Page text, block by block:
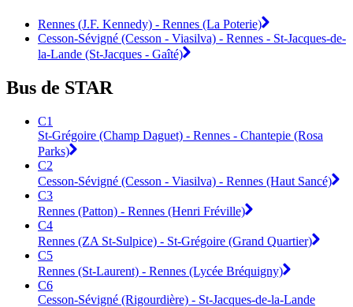
Rennes (J.F. Kennedy) - Rennes (La Poterie)
Cesson-Sévigné (Cesson - Viasilva) - Rennes - St-Jacques-de-
la-Lande (St-Jacques - Gaîté)
Bus de STAR
C1
St-Grégoire (Champ Daguet) - Rennes - Chantepie (Rosa
Parks)
C2
Cesson-Sévigné (Cesson - Viasilva) - Rennes (Haut Sancé)
C3
Rennes (Patton) - Rennes (Henri Fréville)
C4
Rennes (ZA St-Sulpice) - St-Grégoire (Grand Quartier)
C5
Rennes (St-Laurent) - Rennes (Lycée Bréquigny)
C6
Cesson-Sévigné (Rigourdière) - St-Jacques-de-la-Lande